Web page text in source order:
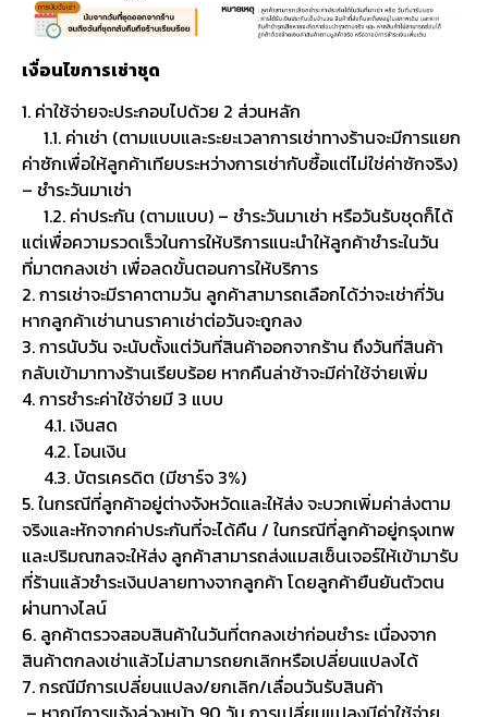
เงื่อนไขการเช่าชุด
1. ค่าใช้จ่ายจะประกอบไปด้วย 2 ส่วนหลัก
1.1. ค่าเช่า (ตามแบบและระยะเวลาการเช่าทางร้านจะมีการแยก
ค่าซักเพื่อให้ลูกค้าเทียบระหว่างการเช่ากับซื้อแต่ไม่ใช่ค่าซักจริง)
– ชำระวันมาเช่า
1.2. ค่าประกัน (ตามแบบ) – ชำระวันมาเช่า หรือวันรับชุดก็ได้
แต่เพื่อความรวดเร็วในการให้บริการแนะนำให้ลูกค้าชำระในวัน
ที่มาตกลงเช่า เพื่อลดขั้นตอนการให้บริการ
2. การเช่าจะมีราคาตามวัน ลูกค้าสามารถเลือกได้ว่าจะเช่ากี่วัน
หากลูกค้าเช่านานราคาเช่าต่อวันจะถูกลง
3. การนับวัน จะนับตั้งแต่วันที่สินค้าออกจากร้าน ถึงวันที่สินค้า
กลับเข้ามาทางร้านเรียบร้อย หากคืนล่าช้าจะมีค่าใช้จ่ายเพิ่ม
4. การชำระค่าใช้จ่ายมี 3 แบบ
4.1. เงินสด
4.2. โอนเงิน
4.3. บัตรเครดิต (มีชาร์จ 3%)
5. ในกรณีที่ลูกค้าอยู่ต่างจังหวัดและให้ส่ง จะบวกเพิ่มค่าส่งตาม
จริงและหักจากค่าประกันที่จะได้คืน / ในกรณีที่ลูกค้าอยู่กรุงเทพ
และปริมณฑลจะให้ส่ง ลูกค้าสามารถส่งแมสเซ็นเจอร์ให้เข้ามารับ
ที่ร้านแล้วชำระเงินปลายทางจากลูกค้า โดยลูกค้ายืนยันตัวตน
ผ่านทางไลน์
6. ลูกค้าตรวจสอบสินค้าในวันที่ตกลงเช่าก่อนชำระ เนื่องจาก
สินค้าตกลงเช่าแล้วไม่สามารถยกเลิกหรือเปลี่ยนแปลงได้
7. กรณีมีการเปลี่ยนแปลง/ยกเลิก/เลื่อนวันรับสินค้า